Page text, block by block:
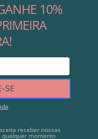
da Shopify - CNPJ